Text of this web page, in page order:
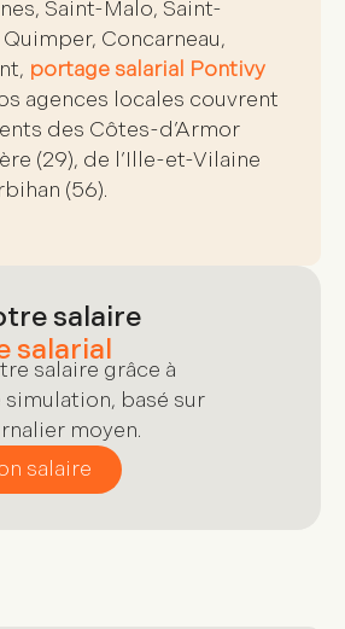
Saint-Malo, Saint-
Concarneau,
portage salarial Pontivy
agences locales couvrent
des Côtes-d’Armor
(29), de l’Ille-et-Vilaine
(56).
salaire
salarial
salaire grâce à
basé sur
moyen.
salaire